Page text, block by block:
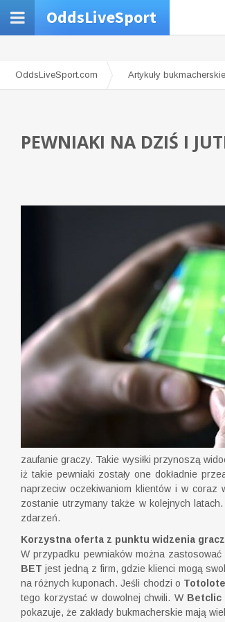
OddsLiveSport
OddsLiveSport.com Artykuły
zaufanie graczy. Takie wysiłki przynoszą
iż takie pewniaki zostały one dokładnie
naprzeciw oczekiwaniom klientów i w
zostanie utrzymany także w kolejnych
zdarzeń.
Korzystna oferta z punktu widzenia
W przypadku pewniaków można
BET jest jedną z firm, gdzie klienci mogą
na różnych kuponach. Jeśli chodzi o
tego korzystać w dowolnej chwili. W Betclic
pokazuje, że zakłady bukmacherskie mają